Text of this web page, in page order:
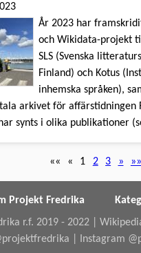
År 2023 har
och Wikidata-projekt
SLS (Svenska
Finland) och Kotus
inhemska språken),
arkivet för affärstidningen
synts i olika publikationer
«« « 1 2 3 » »»
Projekt Fredrika
r.f. 2019 - 2022 |
Instagram